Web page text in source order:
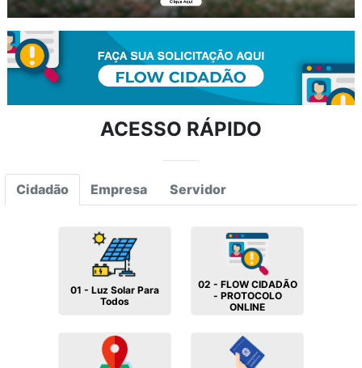
ACESSO RÁPIDO
Cidadão Empresa Servidor
01 - Luz Solar Para
Todos
02 - FLOW CIDADÃO
- PROTOCOLO
ONLINE